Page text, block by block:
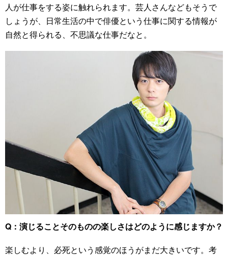
人が仕事をする姿に触れられます。芸人さんなどもそうで
しょうが、日常生活の中で俳優という仕事に関する情報が
自然と得られる、不思議な仕事だなと。
Q：演じることそのものの楽しさはどのように感じますか？
楽しむより、必死という感覚のほうがまだ大きいです。考